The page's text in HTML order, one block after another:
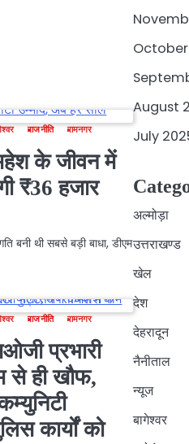
राजनीति
रामनगर
के जीवन में
₹36 हजार
बनी थी सबसे बड़ी बाधा, डीएम
राजनीति
रामनगर
प्रभारी
से ही खौफ,
कार्यों को
August
July
अल्मोड़ा
उत्तराखण्ड
खेल
देश
देहरादून
नैनीताल
न्यूज
बागेश्वर